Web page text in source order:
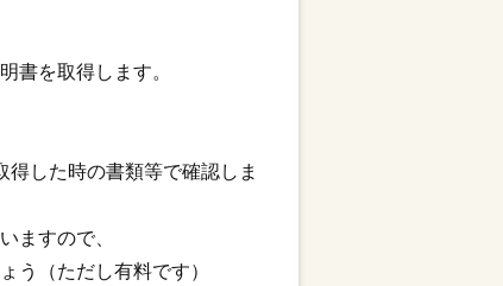
書を取得します。
した時の書類等で確認しま
ますので、
う（ただし有料です）